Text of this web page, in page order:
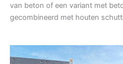
van beton of een variant met
gecombineerd met houten